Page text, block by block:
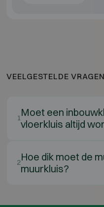
VEELGESTELDE VRAGEN
1Moet een
vloerkluis altijd
2Hoe dik moet de
muurkluis?